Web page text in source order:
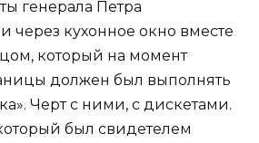
генерала Петра
через кухонное окно вместе
который на момент
должен был выполнять
Черт с ними, с дискетами.
был свидетелем